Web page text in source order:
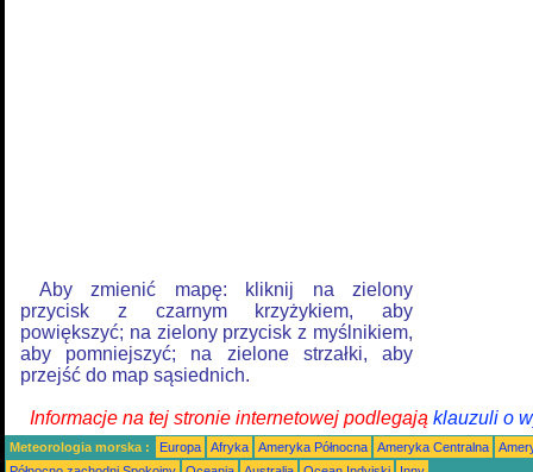
Aby zmienić mapę: kliknij na zielony
przycisk z czarnym krzyżykiem, aby
powiększyć; na zielony przycisk z myślnikiem,
aby pomniejszyć; na zielone strzałki, aby
przejść do map sąsiednich.
Informacje na tej stronie internetowej podlegają klauzuli o
Meteorologia morska : Europa Afryka Ameryka Północna Ameryka Centralna